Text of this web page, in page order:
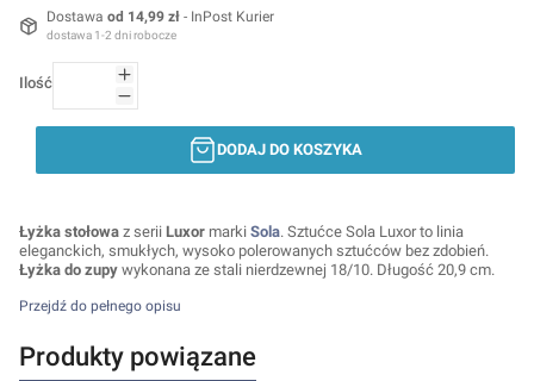
Dostawa od 14,99 zł - InPost Kurier
dostawa 1-2 dni robocze
Ilość
DODAJ DO KOSZYKA
Łyżka stołowa z serii Luxor marki Sola. Sztućce Sola Luxor to linia
eleganckich, smukłych, wysoko polerowanych sztućców bez zdobień.
Łyżka do zupy wykonana ze stali nierdzewnej 18/10. Długość 20,9 cm.
Przejdź do pełnego opisu
Produkty powiązane